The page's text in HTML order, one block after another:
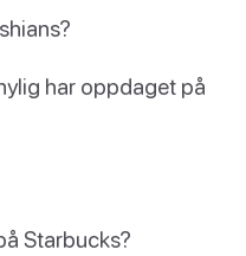
har oppdaget på
Starbucks?